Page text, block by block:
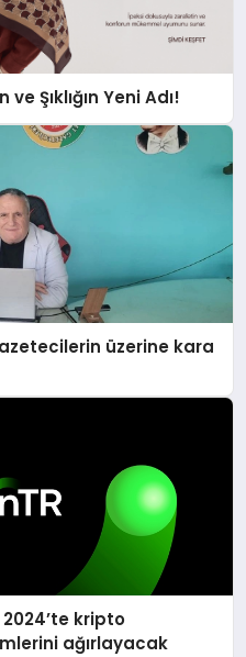
Şıklığın Yeni Adı!
üzerine kara
kripto
ağırlayacak